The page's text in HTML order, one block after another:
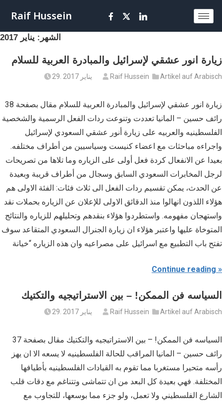
Raif Hussein
الشهر: يناير 2017
زيارة انور عشقي لإسرائيل والمبادرة العربية للسلام
29. يناير 2017 Raif Hussein Artikel auf Arabisch
زيارة انور عشقي لإسرائيل والمبادرة العربية للسلام مقال بصفحة 38
رائف حسين – المانيا تعددت وتنوعت ردات الفعل الرسمية والشخصية
الفلسطينيه والعربيه على زيارة أنور عشقي السعودي لإسرائيل
واجراءه مباحثات مع اعضاء كنيست وسياسيين من أطراف مختلفه.
بعيدا عن الانفعال كردة فعل أولى على الزياره وما تلاها من تصريحات
لرجل المخابرات السعودي السابق وسجال من أطراف قريبة وبعيدة
عن الحدث، يمكن تقسيم ردات الفعل الى ثلاث فئات: الفئة الاولى هم
هؤلاء اللذون انهالوا منذ الدقائق الاولى للإعلان عن الزياره بحملات نقد
واستهجان مفهومه. واستطردوا هؤلاء بنقدهم وتحليلهم للزياره والنتائج
المتوخاة عليها واعتبر هؤلاء ان زيارة الجنرال السعودي المتقاعد سوف
تفتح باب التطبيع مع اسرائيل على مصراعيه وان هذه الزياره “خيانة
Continue reading
السياسه فن الممكن! – بين الاستراتيجيه والتكتيك
29. يناير 2017 Raif Hussein Artikel auf Arabisch
السياسه فن الممكن! – بين الاستراتيجيه والتكتيك مقال بصفحة 37
رائف حسين – المانيا المراقب للحالة الفلسطينيه لا يسعه الا ان يهز
رأسه متحيرا مستغربا مما تقوم به القيادات الفلسطينيه بأطيافها
المختلفة. فهي بعيدة كل البعد من ان تتماشى وتتناغم مع دقات قلب
الشارع الفلسطيني ولا تعمل، ولو جزء مما بوسعها، للتجاوب مع